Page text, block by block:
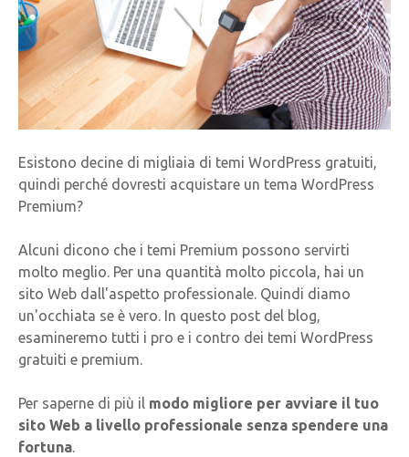
Esistono decine di migliaia di temi WordPress gratuiti,
quindi perché dovresti acquistare un tema WordPress
Premium?
Alcuni dicono che i temi Premium possono servirti
molto meglio. Per una quantità molto piccola, hai un
sito Web dall'aspetto professionale. Quindi diamo
un'occhiata se è vero. In questo post del blog,
esamineremo tutti i pro e i contro dei temi WordPress
gratuiti e premium.
Per saperne di più il modo migliore per avviare il tuo
sito Web a livello professionale senza spendere una
fortuna.